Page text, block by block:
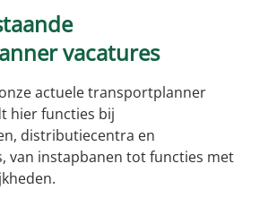
vacatures
actuele transportplanner
hier functies bij
distributiecentra en
van instapbanen tot functies met